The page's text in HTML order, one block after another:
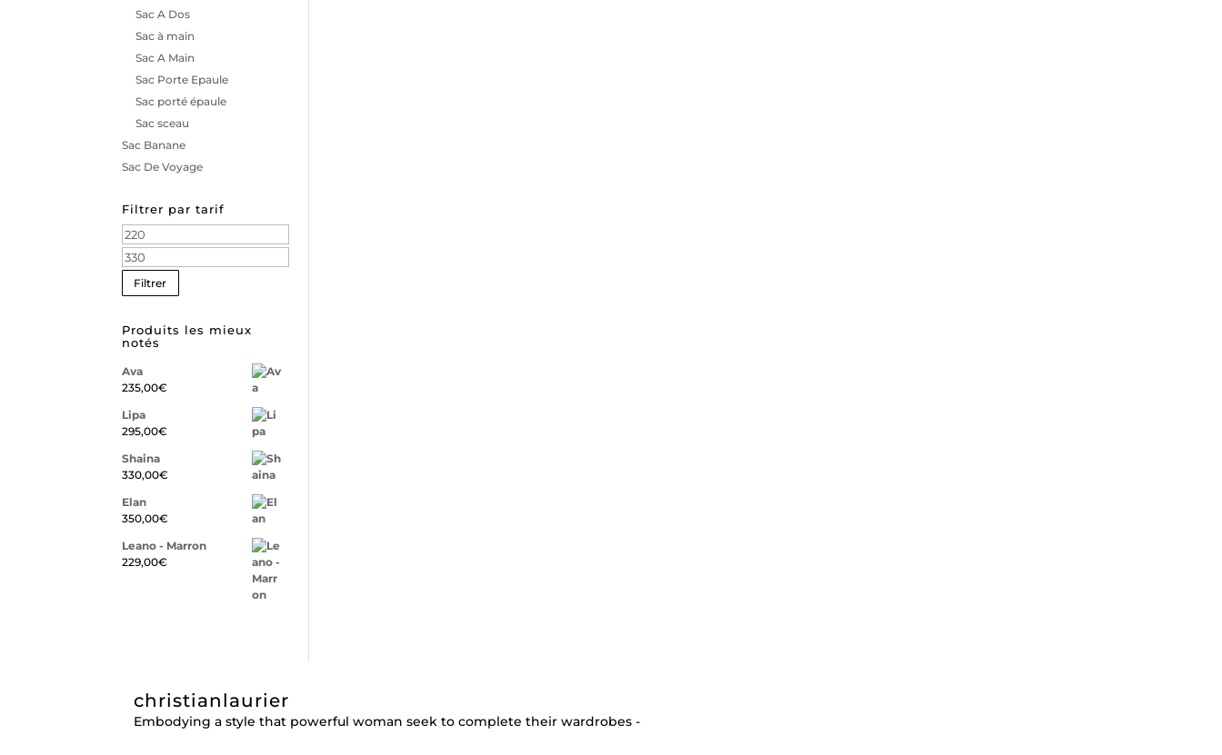
Sac A Dos
Sac à main
Sac A Main
Sac Porte Epaule
Sac porté épaule
Sac sceau
Sac Banane
Sac De Voyage
Filtrer par tarif
Prix
min
Prix
maxFiltrer
Produits les mieux
notés
Ava
235,00€
Lipa
295,00€
Shaina
330,00€
Elan
350,00€
Leano - Marron
229,00€
christianlaurier
Embodying a style that powerful woman seek to complete their wardrobes -